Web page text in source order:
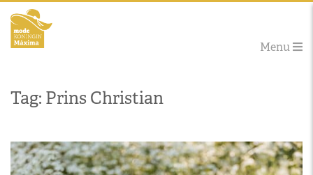
Menu
Tag: Prins Christian